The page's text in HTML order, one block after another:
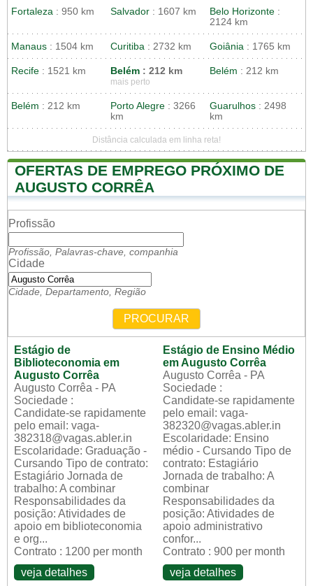
Fortaleza : 950 km Salvador : 1607 km Belo Horizonte :
2124 km
Manaus : 1504 km Curitiba : 2732 km Goiânia : 1765 km
Recife : 1521 km Belém : 212 km
mais perto
Belém : 212 km
Belém : 212 km Porto Alegre : 3266
km
Guarulhos : 2498
km
Distância calculada em linha reta!
OFERTAS DE EMPREGO PRÓXIMO DE
AUGUSTO CORRÊA
Profissão
Profissão, Palavras-chave, companhia
Cidade
Cidade, Departamento, Região
PROCURAR
Estágio de
Biblioteconomia em
Augusto Corrêa
Augusto Corrêa - PA
Sociedade :
Candidate-se rapidamente
pelo email: vaga-
382318@vagas.abler.in
Escolaridade: Graduação -
Cursando Tipo de contrato:
Estagiário Jornada de
trabalho: A combinar
Responsabilidades da
posição: Atividades de
apoio em biblioteconomia
e org...
Contrato : 1200 per month
veja detalhes
Estágio de Ensino Médio
em Augusto Corrêa
Augusto Corrêa - PA
Sociedade :
Candidate-se rapidamente
pelo email: vaga-
382320@vagas.abler.in
Escolaridade: Ensino
médio - Cursando Tipo de
contrato: Estagiário
Jornada de trabalho: A
combinar
Responsabilidades da
posição: Atividades de
apoio administrativo
confor...
Contrato : 900 per month
veja detalhes